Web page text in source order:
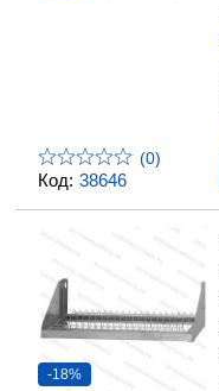
Код: 38646
(0)
-18%